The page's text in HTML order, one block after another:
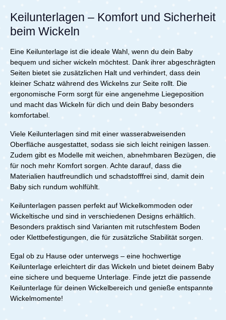
verwendet werden. Die Mulde ist zertifiziert mit
Standard 100 by OEKO-TEX®.Lieferumfang:1x Zöllner
Wickelauflage Lion
Keilunterlagen – Komfort und Sicherheit
beim Wickeln
Eine Keilunterlage ist die ideale Wahl, wenn du dein Baby
bequem und sicher wickeln möchtest. Dank ihrer abgeschrägten
Seiten bietet sie zusätzlichen Halt und verhindert, dass dein
kleiner Schatz während des Wickelns zur Seite rollt. Die
ergonomische Form sorgt für eine angenehme Liegeposition
und macht das Wickeln für dich und dein Baby besonders
komfortabel.
Viele Keilunterlagen sind mit einer wasserabweisenden
Oberfläche ausgestattet, sodass sie sich leicht reinigen lassen.
Zudem gibt es Modelle mit weichen, abnehmbaren Bezügen, die
für noch mehr Komfort sorgen. Achte darauf, dass die
Materialien hautfreundlich und schadstofffrei sind, damit dein
Baby sich rundum wohlfühlt.
Keilunterlagen passen perfekt auf Wickelkommoden oder
Wickeltische und sind in verschiedenen Designs erhältlich.
Besonders praktisch sind Varianten mit rutschfestem Boden
oder Klettbefestigungen, die für zusätzliche Stabilität sorgen.
Egal ob zu Hause oder unterwegs – eine hochwertige
Keilunterlage erleichtert dir das Wickeln und bietet deinem Baby
eine sichere und bequeme Unterlage. Finde jetzt die passende
Keilunterlage für deinen Wickelbereich und genieße entspannte
Wickelmomente!